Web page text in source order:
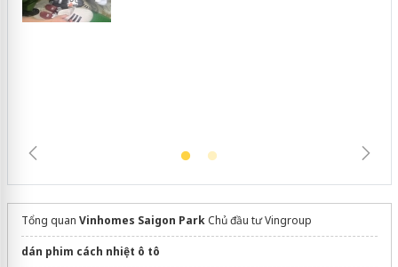
Tổng quan Vinhomes Saigon ParkChủ đầu tư Vingroup
dán phim cách nhiệt ô tô